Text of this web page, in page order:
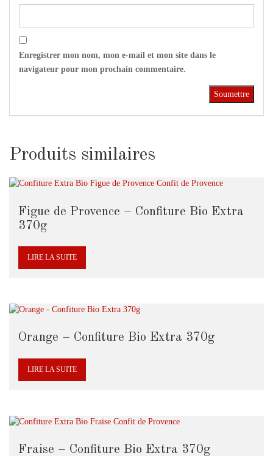
Enregistrer mon nom, mon e-mail et mon site dans le
navigateur pour mon prochain commentaire.
Produits similaires
Figue de Provence – Confiture Bio Extra
370g
LIRE LA SUITE
Orange – Confiture Bio Extra 370g
LIRE LA SUITE
Fraise – Confiture Bio Extra 370g